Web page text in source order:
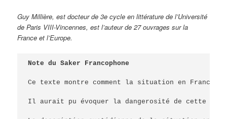
Guy Millière, est docteur de 3e cycle en littérature de l’Université
de Paris VIII-Vincennes, est l’auteur de 27 ouvrages sur la
France et l’Europe.
Note du Saker Francophone
Ce texte montre comment la situation en
Il aurait pu évoquer la dangerosité de cette